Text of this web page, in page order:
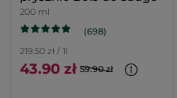
200 ml
(698)
219.50 zł / 1l
43.90 zł 59.90 zł